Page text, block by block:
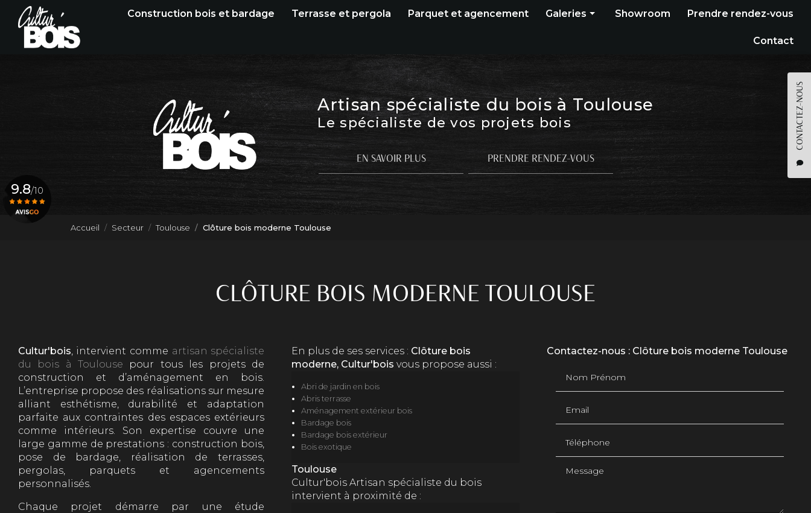
contenu
principal
CONTACTEZ-NOUS
Construction bois et bardage Terrasse et pergola Parquet et agencement Galeries
Pergola
Parquet
Showroom Prendre rendez-vous
Contact
Artisan spécialiste du bois à Toulouse
Le spécialiste de vos projets bois
EN SAVOIR PLUS PRENDRE RENDEZ-VOUS
9.8/10
Accueil Secteur Toulouse Clôture bois moderne Toulouse
CLÔTURE BOIS MODERNE TOULOUSE
Cultur'bois, intervient comme artisan spécialiste
du bois à Toulouse pour tous les projets de
construction et d’aménagement en bois.
L’entreprise propose des réalisations sur mesure
alliant esthétisme, durabilité et adaptation
parfaite aux contraintes des espaces extérieurs
comme intérieurs. Son expertise couvre une
large gamme de prestations : construction bois,
pose de bardage, réalisation de terrasses,
pergolas, parquets et agencements
personnalisés.
Chaque projet démarre par une étude
En plus de ses services : Clôture bois
moderne, Cultur'bois vous propose aussi :
Abri de jardin en bois
Abris terrasse
Aménagement extérieur bois
Bardage bois
Bardage bois extérieur
Bois exotique
Toulouse
Cultur'bois Artisan spécialiste du bois
intervient à proximité de :
Contactez-nous : Clôture bois moderne Toulouse
Message